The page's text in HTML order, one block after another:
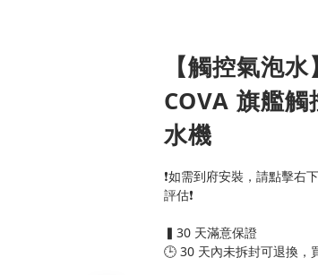
【觸控氣泡
COVA 旗艦
水機
❗如需到府安裝，請點擊右
評估❗
▍30 天滿意保證
🕒 30 天內未拆封可退換，